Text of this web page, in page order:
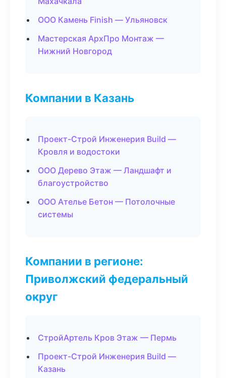
ООО Камень Finish — Ульяновск
Мастерская АрхПро Монтаж —
Нижний Новгород
Компании в Казань
Проект-Строй Инженерия Build —
Кровля и водостоки
ООО Дерево Этаж — Ландшафт и
благоустройство
ООО Ателье Бетон — Потолочные
системы
Компании в регионе:
Приволжский федеральный
округ
СтройАртель Кров Этаж — Пермь
Проект-Строй Инженерия Build —
Казань